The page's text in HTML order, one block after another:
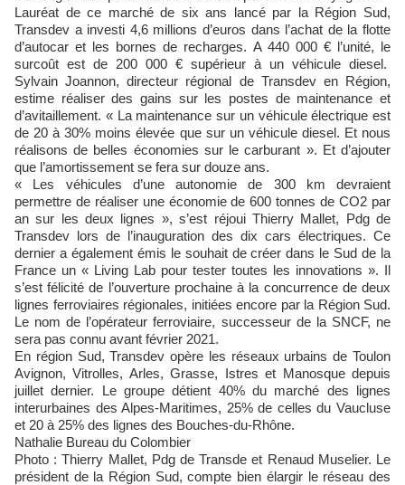
Lauréat de ce marché de six ans lancé par la Région Sud,
Transdev a investi 4,6 millions d’euros dans l’achat de la flotte
d’autocar et les bornes de recharges. A 440 000 € l’unité, le
surcoût est de 200 000 € supérieur à un véhicule diesel.
Sylvain Joannon, directeur régional de Transdev en Région,
estime réaliser des gains sur les postes de maintenance et
d’avitaillement. « La maintenance sur un véhicule électrique est
de 20 à 30% moins élevée que sur un véhicule diesel. Et nous
réalisons de belles économies sur le carburant ». Et d’ajouter
que l’amortissement se fera sur douze ans.
« Les véhicules d’une autonomie de 300 km devraient
permettre de réaliser une économie de 600 tonnes de CO2 par
an sur les deux lignes », s’est réjoui Thierry Mallet, Pdg de
Transdev lors de l’inauguration des dix cars électriques. Ce
dernier a également émis le souhait de créer dans le Sud de la
France un « Living Lab pour tester toutes les innovations ». Il
s’est félicité de l’ouverture prochaine à la concurrence de deux
lignes ferroviaires régionales, initiées encore par la Région Sud.
Le nom de l’opérateur ferroviaire, successeur de la SNCF, ne
sera pas connu avant février 2021.
En région Sud, Transdev opère les réseaux urbains de Toulon
Avignon, Vitrolles, Arles, Grasse, Istres et Manosque depuis
juillet dernier. Le groupe détient 40% du marché des lignes
interurbaines des Alpes-Maritimes, 25% de celles du Vaucluse
et 20 à 25% des lignes des Bouches-du-Rhône.
Nathalie Bureau du Colombier
Photo : Thierry Mallet, Pdg de Transde et Renaud Muselier. Le
président de la Région Sud, compte bien élargir le réseau des